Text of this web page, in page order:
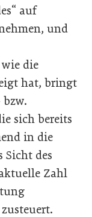
auf
und
die
hat, bringt
sich bereits
in die
Sicht des
Zahl